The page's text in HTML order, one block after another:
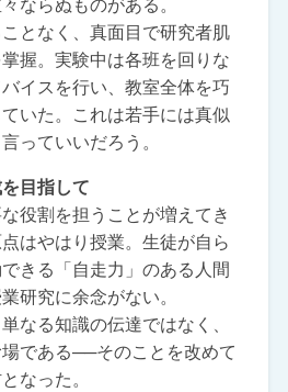
ならぬものがある。
となく、真面目で研究者肌
握。実験中は各班を回りな
イスを行い、教室全体を巧
いた。これは若手には真似
っていいだろう。
目指して
役割を担うことが増えてき
はやはり授業。生徒が自ら
きる「自走力」のある人間
研究に余念がない。
なる知識の伝達ではなく、
である──そのことを改めて
なった。